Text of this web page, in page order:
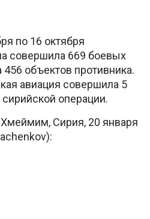
по 16 октября
совершила 669 боевых
объектов противника.
авиация совершила 5
операции.
Сирия, 20 января